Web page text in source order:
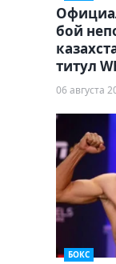
бой
титул
06 августа
БОКС